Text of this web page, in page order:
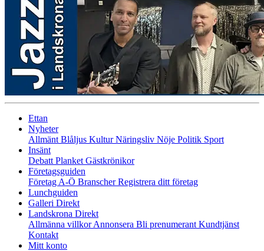
Ettan
Nyheter
Allmänt Blåljus KulturNäringsliv Nöje Politik Sport
Insänt
Debatt Planket Gästkrönikor
Företagsguiden
Företag A-Ö BranscherRegistrera ditt företag
Lunchguiden
Galleri Direkt
Landskrona Direkt
Allmänna villkorAnnonsera Bli prenumerant Kundtjänst
Kontakt
Mitt konto